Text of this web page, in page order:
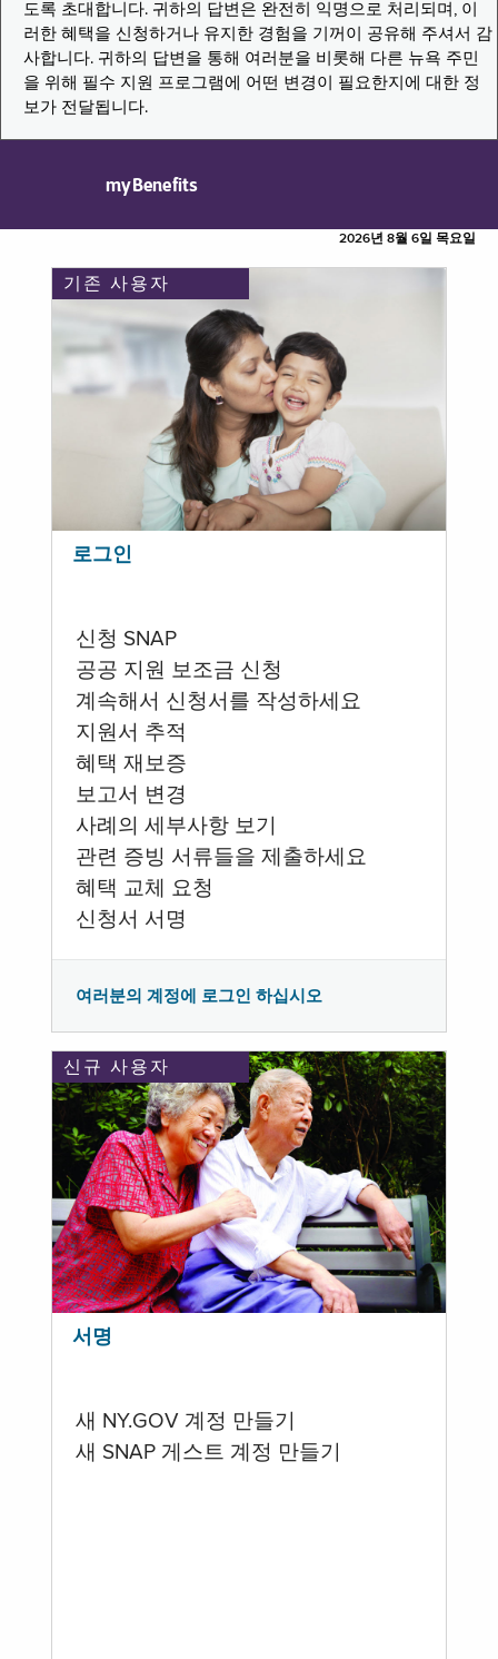
도록 초대합니다. 귀하의 답변은 완전히 익명으로 처리되며, 이
러한 혜택을 신청하거나 유지한 경험을 기꺼이 공유해 주셔서 감
사합니다. 귀하의 답변을 통해 여러분을 비롯해 다른 뉴욕 주민
을 위해 필수 지원 프로그램에 어떤 변경이 필요한지에 대한 정
보가 전달됩니다.
myBenefits
2026년 8월 6일 목요일
기존 사용자
로그인
신청 SNAP
공공 지원 보조금 신청
계속해서 신청서를 작성하세요
지원서 추적
혜택 재보증
보고서 변경
사례의 세부사항 보기
관련 증빙 서류들을 제출하세요
혜택 교체 요청
신청서 서명
여러분의 계정에 로그인 하십시오
신규 사용자
서명
새 NY.GOV 계정 만들기
새 SNAP 게스트 계정 만들기